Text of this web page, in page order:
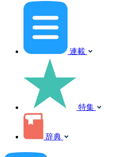
連載
特集
辞典